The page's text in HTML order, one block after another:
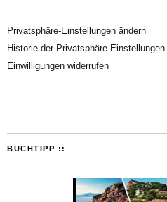
Privatsphäre-Einstellungen ändern
Historie der Privatsphäre-Einstellungen
Einwilligungen widerrufen
BUCHTIPP ::